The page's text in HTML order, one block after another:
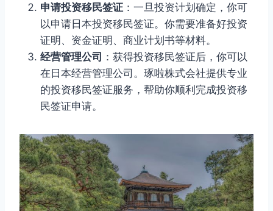
申请投资移民签证 ：一旦投资计划确定，你可
以申请日本投资移民签证。你需要准备好投资
证明、资金证明、商业计划书等材料。
经营管理公司 ：获得投资移民签证后，你可以
在日本经营管理公司。琢啦株式会社提供专业
的投资移民签证服务，帮助你顺利完成投资移
民签证申请。